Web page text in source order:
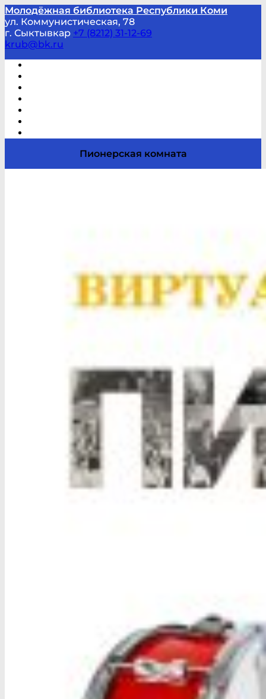
Молодёжная библиотека Республики Коми
ул. Коммунистическая, 78
г. Сыктывкар +7 (8212) 31-12-69
krub@bk.ru
Пионерская комната